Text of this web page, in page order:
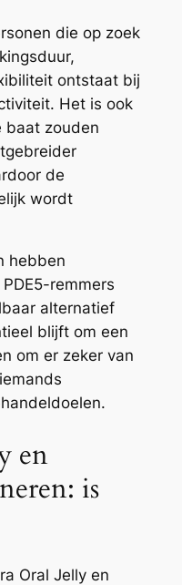
die op zoek
ontstaat bij
Het is ook
baat zouden
de
wordt
hebben
remmers
alternatief
blijft om een
om er zeker van
en
is
Oral Jelly en